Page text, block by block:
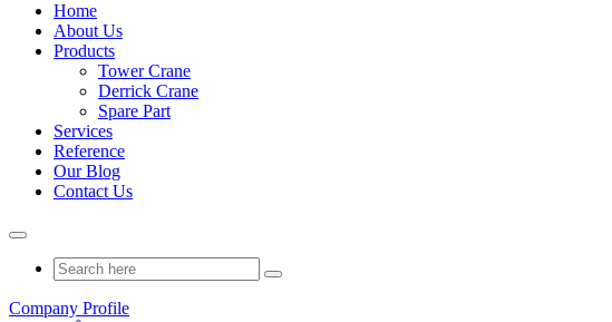
Home
About Us
Products
Tower Crane
Derrick Crane
Spare Part
Services
Reference
Our Blog
Contact Us
Company Profile